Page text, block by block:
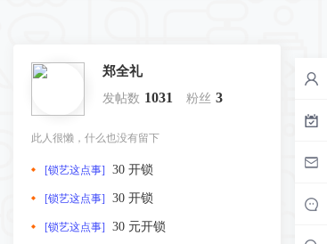
郑全礼
发帖数 1031 粉丝 3
此人很懒，什么也没有留下
[锁艺这点事] 30 开锁
[锁艺这点事] 30 开锁
[锁艺这点事] 30 元开锁